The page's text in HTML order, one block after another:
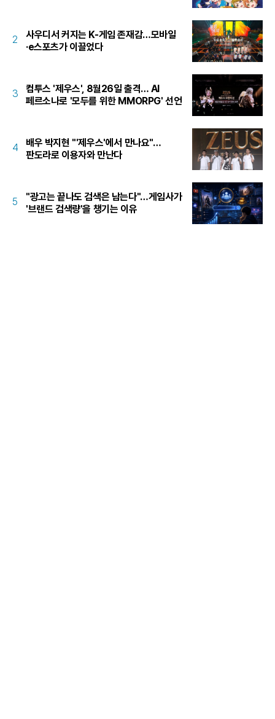
2
사우디서 커지는 K-게임 존재감…모바일
·e스포츠가 이끌었다
3
컴투스 '제우스', 8월26일 출격… AI
페르소나로 '모두를 위한 MMORPG' 선언
4
배우 박지현 "'제우스'에서 만나요"…
판도라로 이용자와 만난다
5
"광고는 끝나도 검색은 남는다"…게임사가
'브랜드 검색량'을 챙기는 이유